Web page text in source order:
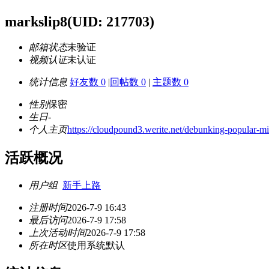
markslip8(UID: 217703)
邮箱状态未验证
视频认证未认证
统计信息 好友数 0 |回帖数 0 | 主题数 0
性别保密
生日-
个人主页https://cloudpound3.werite.net/debunking-popular-
活跃概况
用户组 新手上路
注册时间2026-7-9 16:43
最后访问2026-7-9 17:58
上次活动时间2026-7-9 17:58
所在时区使用系统默认